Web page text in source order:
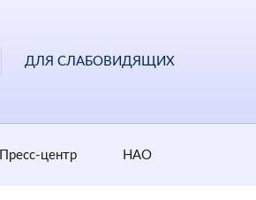
ДЛЯ СЛАБОВИДЯЩИХ
Пресс-центр НАО